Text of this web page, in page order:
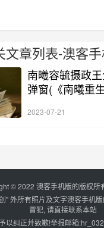
文章列表-澳客
南曦容毓摄政
弹窗(《南曦重
2023-07-21
© 2022 澳客手机版的版权所
" 外所有照片及文字澳客手机
冒犯, 请直接联系本站
以纠正并致歉!举报邮箱: